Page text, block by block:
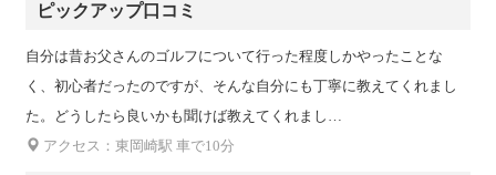
ピックアップ口コミ
自分は昔お父さんのゴルフについて行った程度しかやったことな
く、初心者だったのですが、そんな自分にも丁寧に教えてくれまし
た。どうしたら良いかも聞けば教えてくれまし…
アクセス：東岡崎駅 車で10分